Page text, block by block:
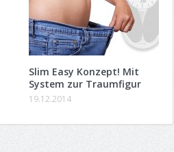
Slim Easy Konzept! Mit
System zur Traumfigur
19.12.2014